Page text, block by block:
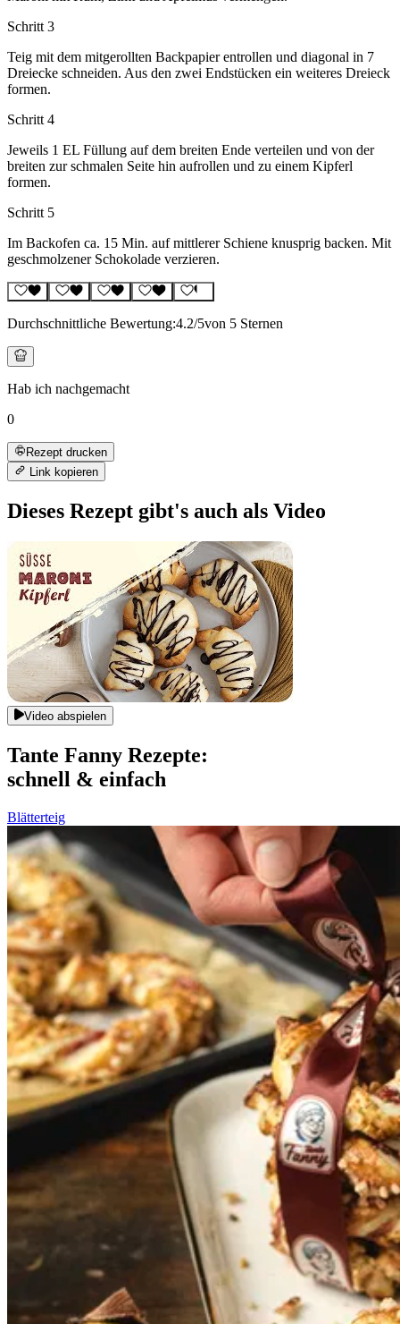
Schritt 3
Teig mit dem mitgerollten Backpapier entrollen und diagonal in 7
Dreiecke schneiden. Aus den zwei Endstücken ein weiteres Dreieck
formen.
Schritt 4
Jeweils 1 EL Füllung auf dem breiten Ende verteilen und von der
breiten zur schmalen Seite hin aufrollen und zu einem Kipferl
formen.
Schritt 5
Im Backofen ca. 15 Min. auf mittlerer Schiene knusprig backen. Mit
geschmolzener Schokolade verzieren.
Durchschnittliche Bewertung:4.2/5von 5 Sternen
Hab ich nachgemacht
0
Rezept drucken
Link kopieren
Dieses Rezept gibt's auch als Video
Video abspielen
Tante Fanny Rezepte:
schnell & einfach
Blätterteig